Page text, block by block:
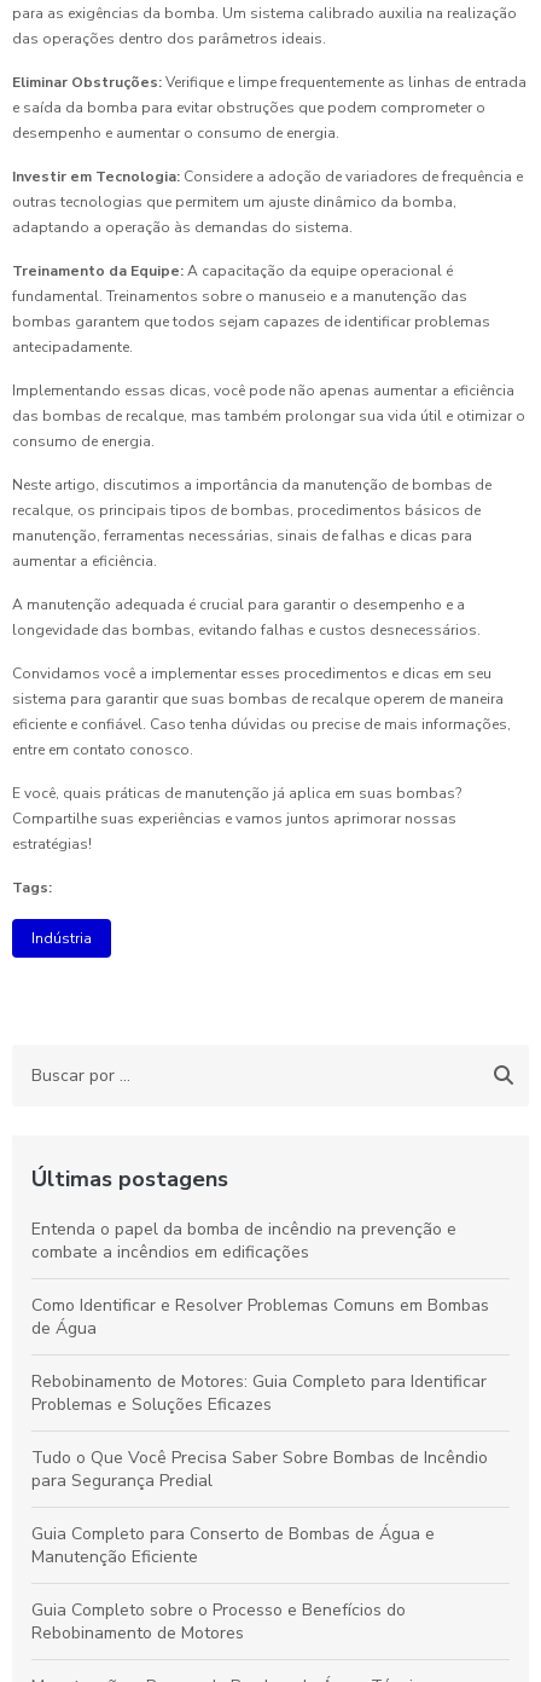
para as exigências da bomba. Um sistema calibrado auxilia na realização
das operações dentro dos parâmetros ideais.
Eliminar Obstruções:Verifique e limpe frequentemente as linhas de entrada
e saída da bomba para evitar obstruções que podem comprometer o
desempenho e aumentar o consumo de energia.
Investir em Tecnologia: Considere a adoção de variadores de frequência e
outras tecnologias que permitem um ajuste dinâmico da bomba,
adaptando a operação às demandas do sistema.
Treinamento da Equipe:A capacitação da equipe operacional é
fundamental. Treinamentos sobre o manuseio e a manutenção das
bombas garantem que todos sejam capazes de identificar problemas
antecipadamente.
Implementando essas dicas, você pode não apenas aumentar a eficiência
das bombas de recalque, mas também prolongar sua vida útil e otimizar o
consumo de energia.
Neste artigo, discutimos a importância da manutenção de bombas de
recalque, os principais tipos de bombas, procedimentos básicos de
manutenção, ferramentas necessárias, sinais de falhas e dicas para
aumentar a eficiência.
A manutenção adequada é crucial para garantir o desempenho e a
longevidade das bombas, evitando falhas e custos desnecessários.
Convidamos você a implementar esses procedimentos e dicas em seu
sistema para garantir que suas bombas de recalque operem de maneira
eficiente e confiável. Caso tenha dúvidas ou precise de mais informações,
entre em contato conosco.
E você, quais práticas de manutenção já aplica em suas bombas?
Compartilhe suas experiências e vamos juntos aprimorar nossas
estratégias!
Tags:
Indústria
Últimas postagens
Entenda o papel da bomba de incêndio na prevenção e
combate a incêndios em edificações
Como Identificar e Resolver Problemas Comuns em Bombas
de Água
Rebobinamento de Motores: Guia Completo para Identificar
Problemas e Soluções Eficazes
Tudo o Que Você Precisa Saber Sobre Bombas de Incêndio
para Segurança Predial
Guia Completo para Conserto de Bombas de Água e
Manutenção Eficiente
Guia Completo sobre o Processo e Benefícios do
Rebobinamento de Motores